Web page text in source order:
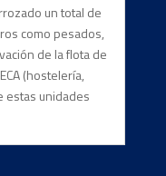
un total de
como pesados,
de la flota de
(hostelería,
estas unidades